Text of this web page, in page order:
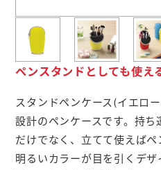
ポケット
カレンダ
カイロ本舗
キャンデ
ボックステ
ペンスタンドとしても使え
スタンドペンケース(イエロ
設計のペンケースです。持ち
だけでなく、立てて使えばペ
明るいカラーが目を引くデ